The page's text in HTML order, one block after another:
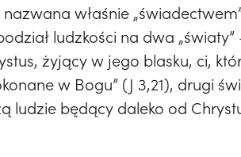
właśnie „świadectwem”
ludzkości na dwa
żyjący w jego blasku, ci,
w Bogu” (J 3,21), drugi
ludzie będący daleko od